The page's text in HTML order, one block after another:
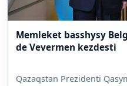
Memleket basshysy
de Vevermen kezdesti
Qazaqstan Prezidenti